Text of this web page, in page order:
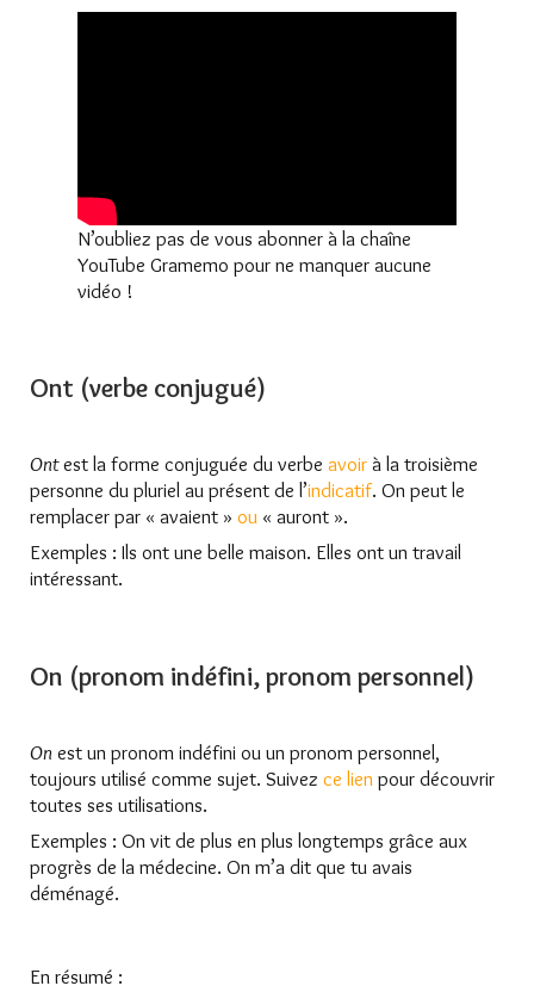
N’oubliez pas de vous abonner à la chaîne
YouTube Gramemo pour ne manquer aucune
vidéo !
Ont (verbe conjugué)
Ontest la forme conjuguée du verbe avoir à la troisième
personne du pluriel au présent de l’indicatif. On peut le
remplacer par « avaient » ou « auront ».
Exemples : Ils ont une belle maison. Elles ont un travail
intéressant.
On (pronom indéfini, pronom personnel)
On est un pronom indéfini ou un pronom personnel,
toujours utilisé comme sujet. Suivez ce lien pour découvrir
toutes ses utilisations.
Exemples : On vit de plus en plus longtemps grâce aux
progrès de la médecine. On m’a dit que tu avais
déménagé.
En résumé :